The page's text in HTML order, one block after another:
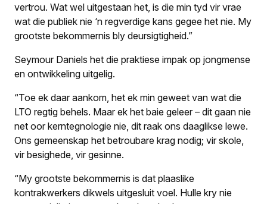
vertrou. Wat wel uitgestaan het, is die min tyd vir vrae
wat die publiek nie ‘n regverdige kans gegee het nie. My
grootste bekommernis bly deursigtigheid.”
Seymour Daniels het die praktiese impak op jongmense
en ontwikkeling uitgelig.
“Toe ek daar aankom, het ek min geweet van wat die
LTO regtig behels. Maar ek het baie geleer – dit gaan nie
net oor kerntegnologie nie, dit raak ons daaglikse lewe.
Ons gemeenskap het betroubare krag nodig; vir skole,
vir besighede, vir gesinne.
“My grootste bekommernis is dat plaaslike
kontrakwerkers dikwels uitgesluit voel. Hulle kry nie